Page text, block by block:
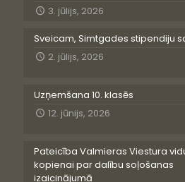
3. jūlijs, 2026
Sveicam, Simtgades stipendiju
2. jūlijs, 2026
Uzņemšana 10. klasēs
12. jūnijs, 2026
Pateicība Valmieras Viestura
kopienai par dalību soļošanas
izaicinājumā